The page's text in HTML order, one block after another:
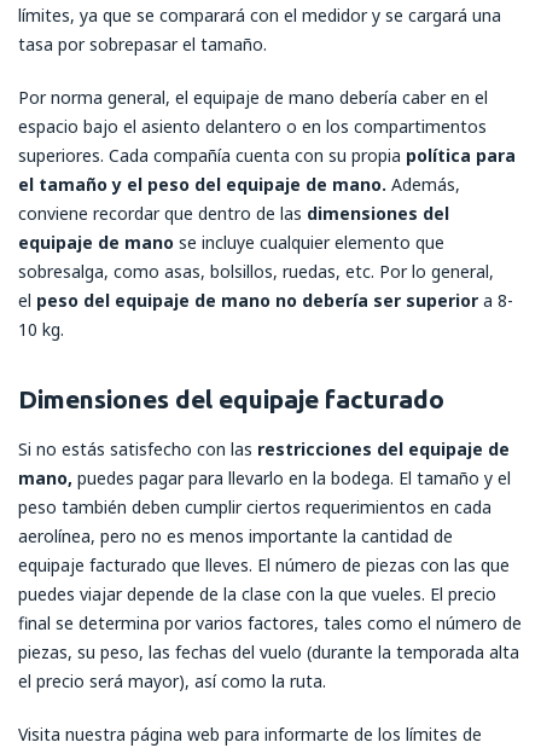
límites, ya que se comparará con el medidor y se cargará una
tasa por sobrepasar el tamaño.
Por norma general, el equipaje de mano debería caber en el
espacio bajo el asiento delantero o en los compartimentos
superiores. Cada compañía cuenta con su propia política para
el tamaño y el peso del equipaje de mano. Además,
conviene recordar que dentro de las dimensiones del
equipaje de mano se incluye cualquier elemento que
sobresalga, como asas, bolsillos, ruedas, etc. Por lo general,
el peso del equipaje de mano no debería ser superior a 8-
10 kg.
Dimensiones del equipaje facturado
Si no estás satisfecho con las restricciones del equipaje de
mano, puedes pagar para llevarlo en la bodega. El tamaño y el
peso también deben cumplir ciertos requerimientos en cada
aerolínea, pero no es menos importante la cantidad de
equipaje facturado que lleves. El número de piezas con las que
puedes viajar depende de la clase con la que vueles. El precio
final se determina por varios factores, tales como el número de
piezas, su peso, las fechas del vuelo (durante la temporada alta
el precio será mayor), así como la ruta.
Visita nuestra página web para informarte de los límites de